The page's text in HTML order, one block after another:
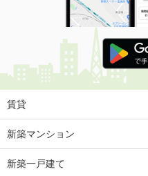
賃貸
新築マンション
新築一戸建て